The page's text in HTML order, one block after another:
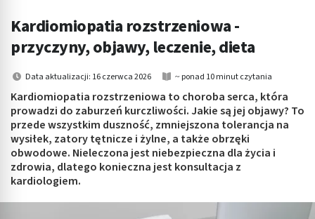
submenu: Mama i dziecko
submenu: Kosmetyki
submenu: Higiena
submenu: Sprzęt medyczny
submenu: Intymne
Kardiomiopatia rozstrzeniowa -
przyczyny, objawy, leczenie, dieta
Data aktualizacji: 16 czerwca 2026 ~ ponad 10 minut czytania
Kardiomiopatia rozstrzeniowa to choroba serca, która
prowadzi do zaburzeń kurczliwości. Jakie są jej objawy? To
przede wszystkim duszność, zmniejszona tolerancja na
wysiłek, zatory tętnicze i żylne, a także obrzęki
obwodowe. Nieleczona jest niebezpieczna dla życia i
zdrowia, dlatego konieczna jest konsultacja z
kardiologiem.